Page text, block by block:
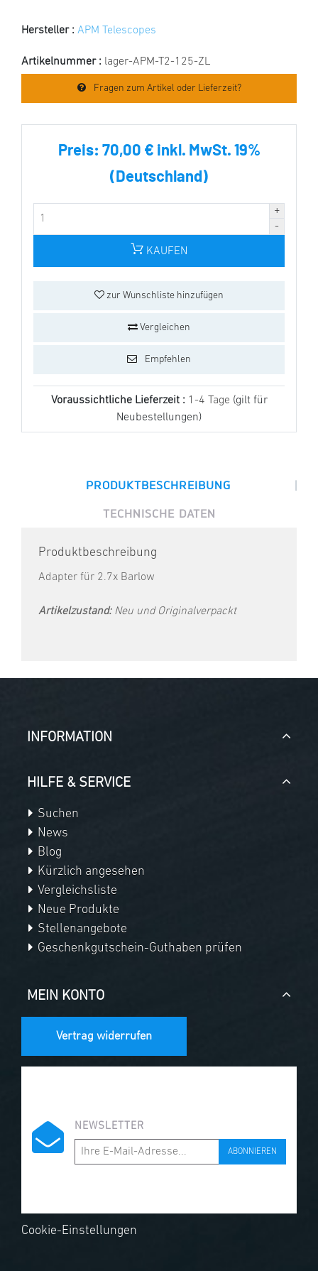
Hersteller : APM Telescopes
Artikelnummer : lager-APM-T2-125-ZL
Fragen zum Artikel oder Lieferzeit?
Preis: 70,00 € inkl. MwSt. 19%
(Deutschland)
KAUFEN
zur Wunschliste hinzufügen
Vergleichen
Empfehlen
Voraussichtliche Lieferzeit : 1-4 Tage (gilt für
Neubestellungen)
PRODUKTBESCHREIBUNG |
TECHNISCHE DATEN
Produktbeschreibung
Adapter für 2.7x Barlow
Artikelzustand:Neu und Originalverpackt
INFORMATION
HILFE & SERVICE
Suchen
News
Blog
Kürzlich angesehen
Vergleichsliste
Neue Produkte
Stellenangebote
Geschenkgutschein-Guthaben prüfen
MEIN KONTO
Vertrag widerrufen
NEWSLETTER
ABONNIEREN
Cookie-Einstellungen